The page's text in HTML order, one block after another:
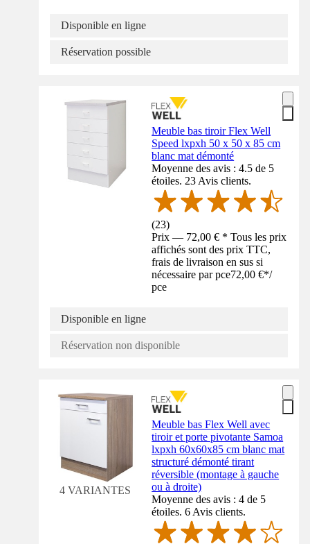
Disponible en ligne
Réservation possible
Meuble bas tiroir Flex Well
Speed lxpxh 50 x 50 x 85 cm
blanc mat démonté
Moyenne des avis : 4.5 de 5
étoiles. 23 Avis clients.
(23)
Prix — 72,00 € * Tous les prix
affichés sont des prix TTC,
frais de livraison en sus si
nécessaire par pce72,00 €*/
pce
Disponible en ligne
Réservation non disponible
4 VARIANTES
Meuble bas Flex Well avec
tiroir et porte pivotante Samoa
lxpxh 60x60x85 cm blanc mat
structuré démonté tirant
réversible (montage à gauche
ou à droite)
Moyenne des avis : 4 de 5
étoiles. 6 Avis clients.